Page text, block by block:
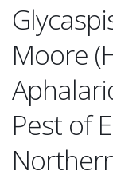
Moore
Pest of